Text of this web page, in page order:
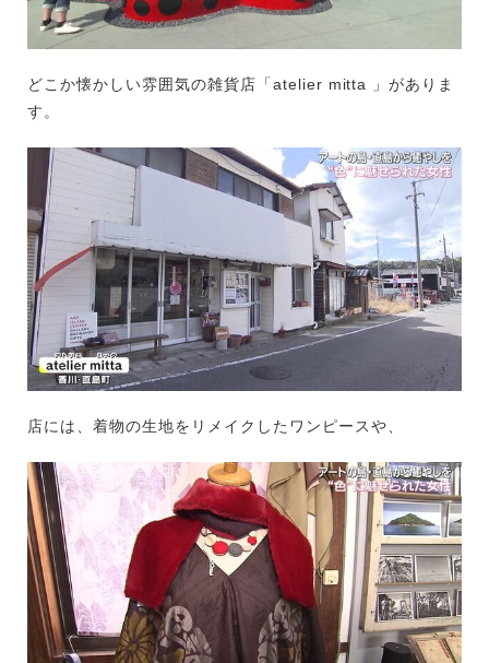
どこか懐かしい雰囲気の雑貨店「atelier mitta 」がありま
す。
店には、着物の生地をリメイクしたワンピースや、